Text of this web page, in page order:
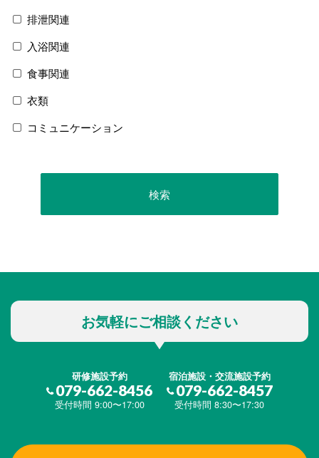
排泄関連
入浴関連
食事関連
衣類
コミュニケーション
お気軽にご相談ください
研修施設予約
079-662-8456
受付時間 9:00〜17:00
宿泊施設・交流施設予約
079-662-8457
受付時間 8:30〜17:30